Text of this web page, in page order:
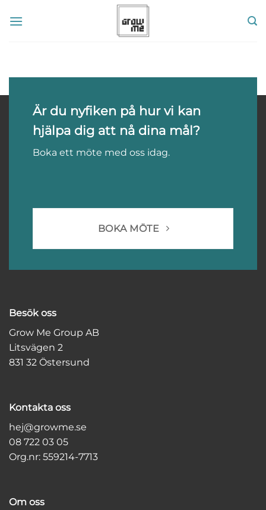
Är du nyfiken på hur vi kan
hjälpa dig att nå dina mål?
Boka ett möte med oss idag.
BOKA MÖTE
Besök oss
Grow Me Group AB
Litsvägen 2
831 32 Östersund
Kontakta oss
hej@growme.se
08 722 03 05
Org.nr: 559214-7713
Om oss